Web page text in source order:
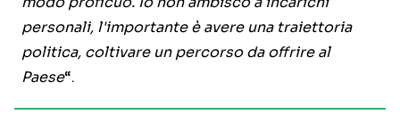
personali, l'importante è avere una traiettoria
politica, coltivare un percorso da offrire al
Paese“.